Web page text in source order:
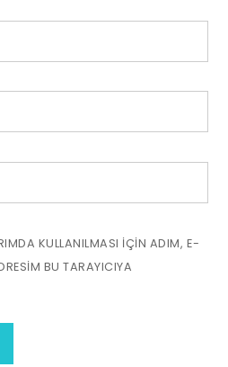
KULLANILMASI IÇIN ADIM, E-
BU TARAYICIYA